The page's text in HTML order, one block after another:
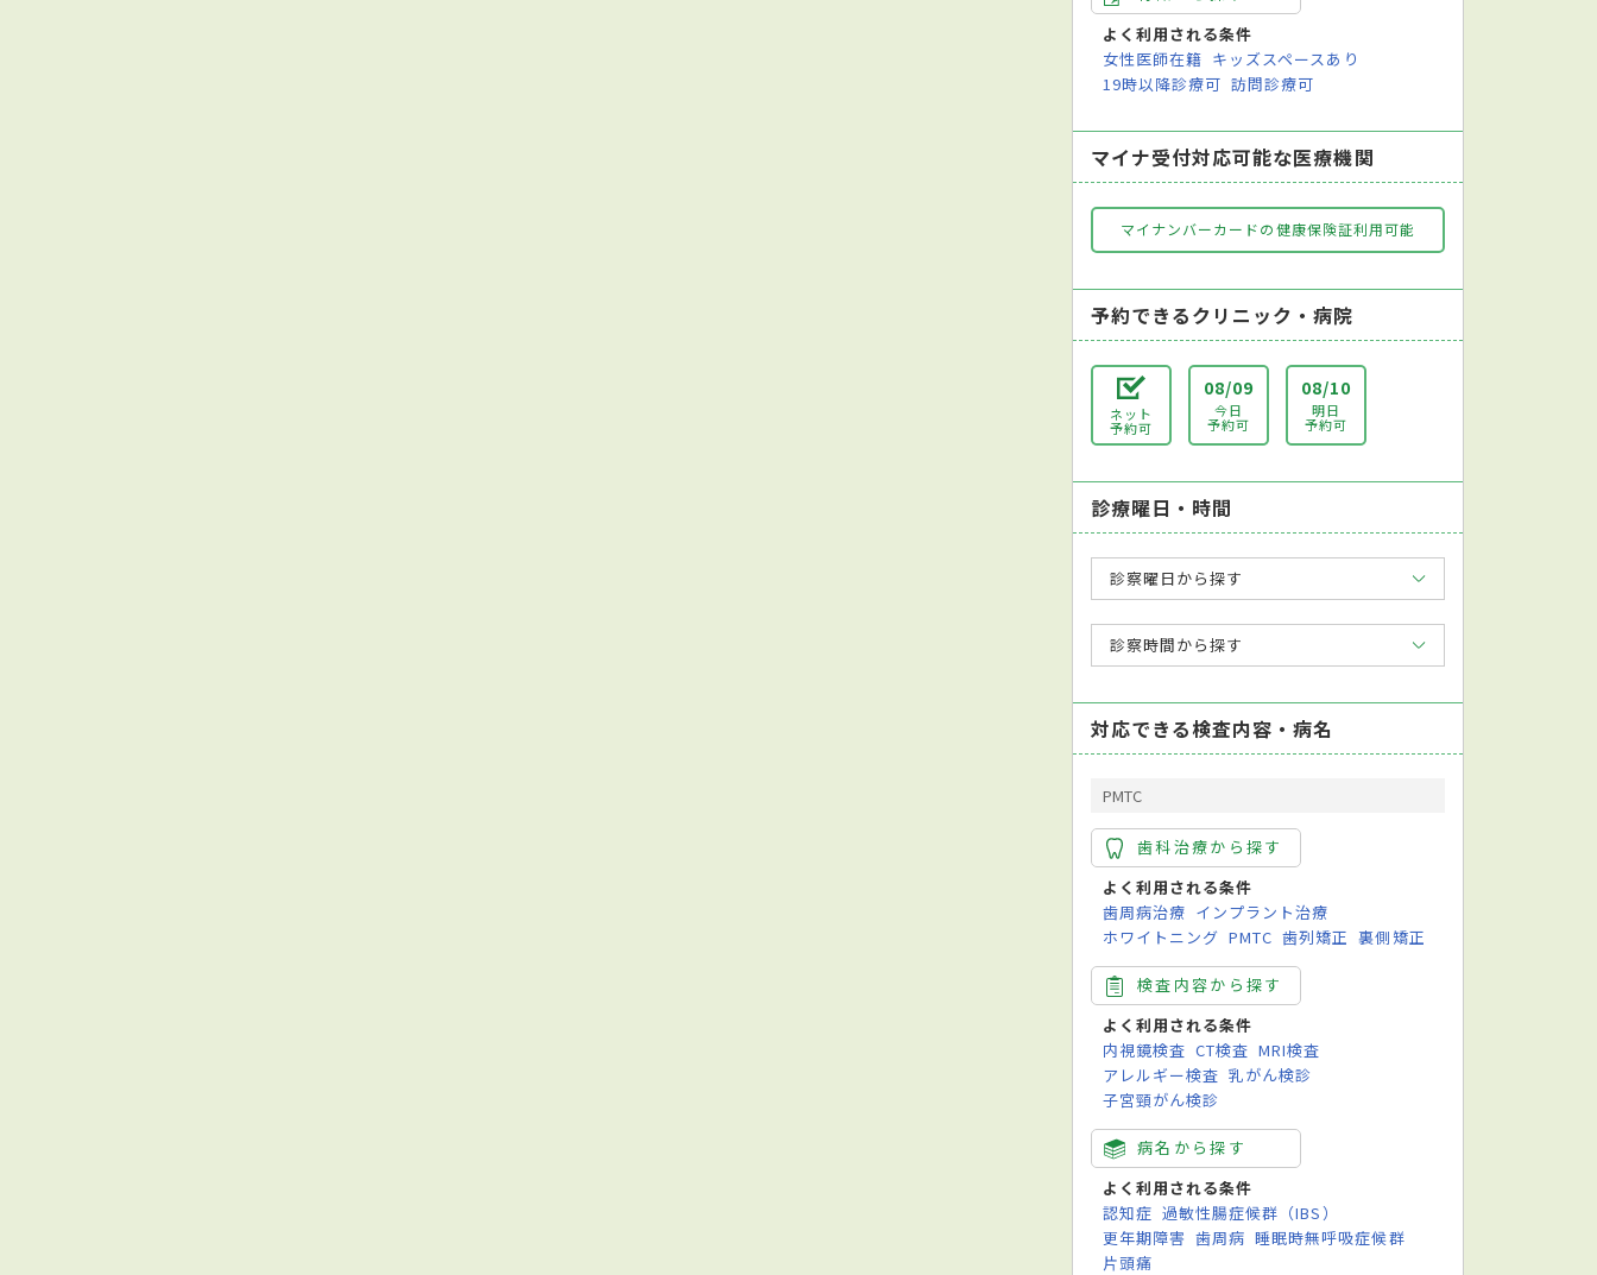
よく利用される条件
女性医師在籍 キッズスペースあり
19時以降診療可 訪問診療可
マイナ受付対応可能な医療機関
マイナンバーカードの健康保険証利用可能
予約できるクリニック・病院
ネット
予約可
08/09
今日
予約可
08/10
明日
予約可
診療曜日・時間
診察曜日から探す
診察時間から探す
対応できる検査内容・病名
PMTC
歯科治療から探す
よく利用される条件
歯周病治療 インプラント治療
ホワイトニング PMTC 歯列矯正 裏側矯正
検査内容から探す
よく利用される条件
内視鏡検査 CT検査 MRI検査
アレルギー検査 乳がん検診
子宮頸がん検診
病名から探す
よく利用される条件
認知症 過敏性腸症候群（IBS）
更年期障害 歯周病 睡眠時無呼吸症候群
片頭痛